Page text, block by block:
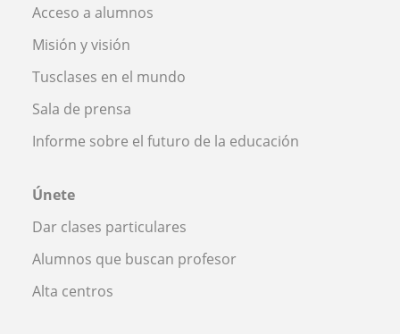
Acceso a alumnos
Misión y visión
Tusclases en el mundo
Sala de prensa
Informe sobre el futuro de la educación
Únete
Dar clases particulares
Alumnos que buscan profesor
Alta centros